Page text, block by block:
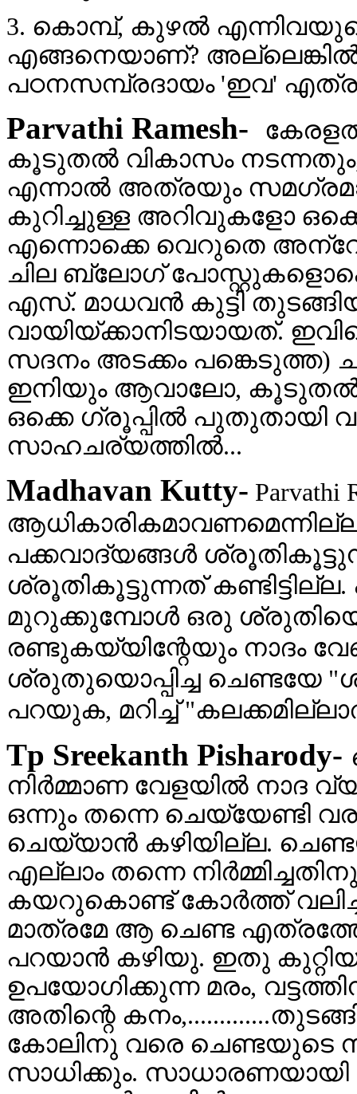
3. കൊമ്പ്, കുഴല്‍
എങ്ങനെയാണ്? അല്ലെങ്കില്‍
പഠനസമ്പ്രദായം 'ഇവ'
Parvathi Ramesh-
കൂടുതല്‍ വികാസം നടന്നതും,
എന്നാല്‍ അത്രയും
കുറിച്ചുള്ള അറിവുകളോ
എന്നൊക്കെ വെറുതെ
ചില ബ്ലോഗ്‌
എസ്‌. മാധവന്‍ കുട്ടി
വായിയ്ക്കാനിടയായത്‌.
സദനം അടക്കം പങ്കെടുത്ത)
ഇനിയും ആവാലോ, കൂടുതല്‍
ഒക്കെ ഗ്രൂപ്പില്‍ പുതുതായി
സാഹചര്യത്തില്‍...
Madhavan Kutty-
പക്കവാദ്യങ്ങൾ
ശ്രൂതികൂട്ടുന്നത്
മുറുക്കുമ്പോൾ ഒരു
രണ്ടുകയ്യിന്റേയും നാദം
ശ്രുതുയൊപ്പിച്ച ചെണ്ടയേ
പറയുക, മറിച്ച്
Tp Sreekanth Pisharody-
നിര്‍മ്മാണ വേളയില്‍ നാദ
ഒന്നും തന്നെ ചെയ്യേണ്ടി
ചെയ്യാന്‍ കഴിയില്ല.
എല്ലാം തന്നെ
കയറുകൊണ്ട് കോര്‍ത്ത്‌
മാത്രമേ ആ ചെണ്ട
പറയാന്‍ കഴിയു. ഇതു
ഉപയോഗിക്കുന്ന മരം,
അതിന്റെ
കോലിനു വരെ ചെണ്ടയുടെ
സാധിക്കും. സാധാരണയായി